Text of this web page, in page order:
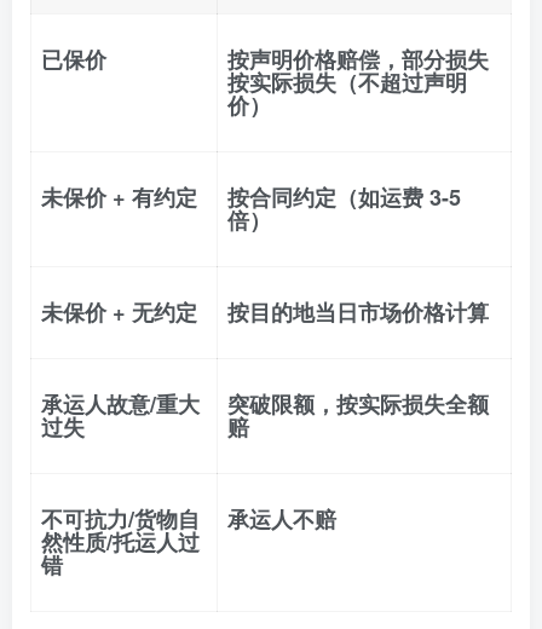
已保价 按声明价格赔偿，部分损失
按实际损失（不超过声明
价）
未保价 + 有约定 按合同约定（如运费 3-5
倍）
未保价 + 无约定 按目的地当日市场价格计算
承运人故意/重大
过失
突破限额，按实际损失全额
赔
不可抗力/货物自
然性质/托运人过
错
承运人不赔